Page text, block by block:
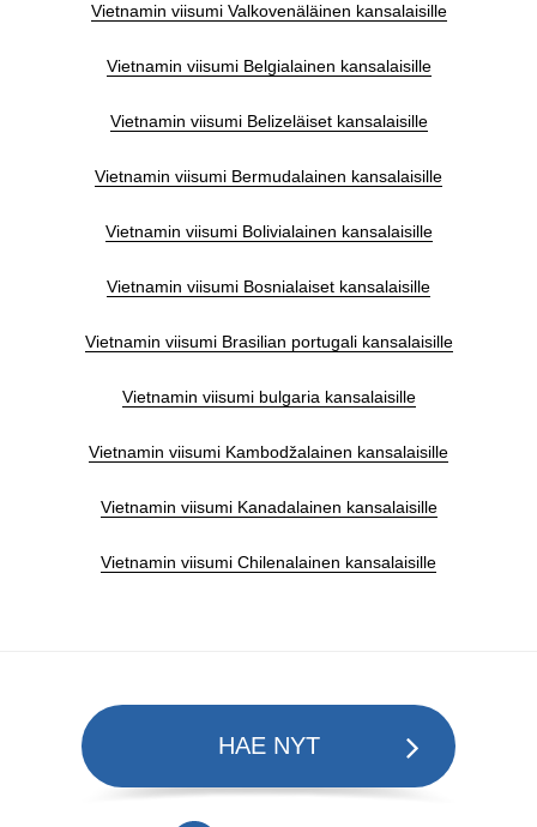
Vietnamin viisumi Valkovenäläinen kansalaisille
Vietnamin viisumi Belgialainen kansalaisille
Vietnamin viisumi Belizeläiset kansalaisille
Vietnamin viisumi Bermudalainen kansalaisille
Vietnamin viisumi Bolivialainen kansalaisille
Vietnamin viisumi Bosnialaiset kansalaisille
Vietnamin viisumi Brasilian portugali kansalaisille
Vietnamin viisumi bulgaria kansalaisille
Vietnamin viisumi Kambodžalainen kansalaisille
Vietnamin viisumi Kanadalainen kansalaisille
Vietnamin viisumi Chilenalainen kansalaisille
HAE NYT